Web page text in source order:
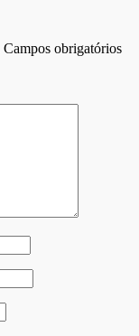
Campos obrigatórios